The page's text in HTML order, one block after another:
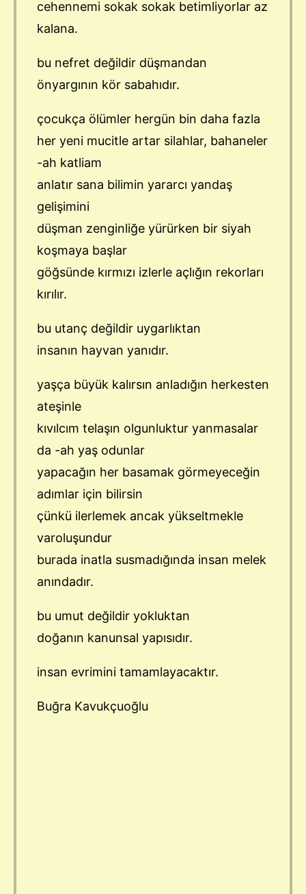
cehennemi sokak sokak betimliyorlar az
kalana.
bu nefret değildir düşmandan
önyargının kör sabahıdır.
çocukça ölümler hergün bin daha fazla
her yeni mucitle artar silahlar, bahaneler
-ah katliam
anlatır sana bilimin yararcı yandaş
gelişimini
düşman zenginliğe yürürken bir siyah
koşmaya başlar
göğsünde kırmızı izlerle açlığın rekorları
kırılır.
bu utanç değildir uygarlıktan
insanın hayvan yanıdır.
yaşça büyük kalırsın anladığın herkesten
ateşinle
kıvılcım telaşın olgunluktur yanmasalar
da -ah yaş odunlar
yapacağın her basamak görmeyeceğin
adımlar için bilirsin
çünkü ilerlemek ancak yükseltmekle
varoluşundur
burada inatla susmadığında insan melek
anındadır.
bu umut değildir yokluktan
doğanın kanunsal yapısıdır.
insan evrimini tamamlayacaktır.
Buğra Kavukçuoğlu